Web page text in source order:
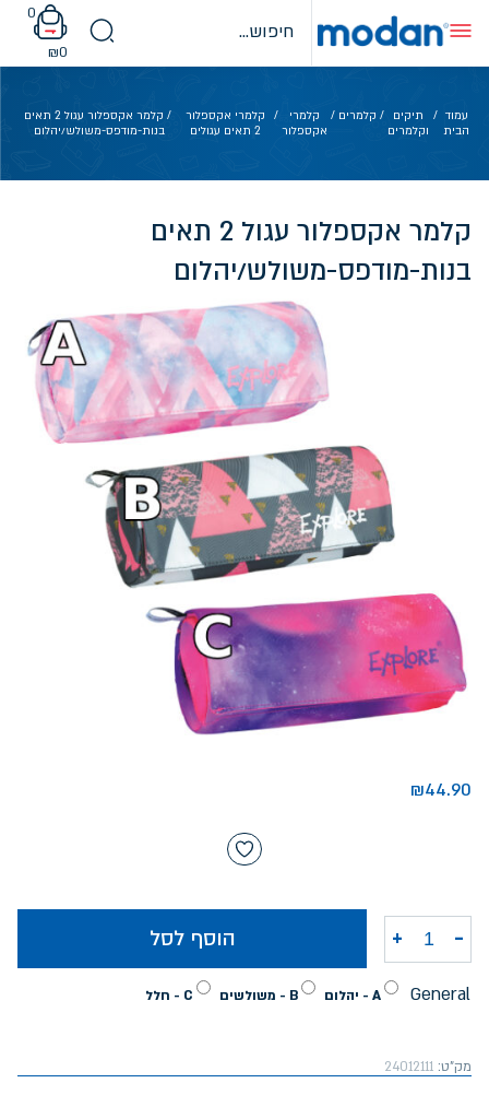
content
0
₪0
עמוד
הבית
/
תיקים
וקלמרים
/ קלמרים /
קלמרי
אקספלור
/
קלמרי אקספלור
2 תאים עגולים
/ קלמר אקספלור עגול 2 תאים
בנות-מודפס-משולש/יהלום
קלמר אקספלור עגול 2 תאים
בנות-מודפס-משולש/יהלום
₪44.90
General A - יהלום B - משולשים C - חלל
- כמות של קלמר אקספלור עגול 2 תאים בנות-מודפס-משולש/יהלום
+ הוסף לסל
מק"ט: 24012111